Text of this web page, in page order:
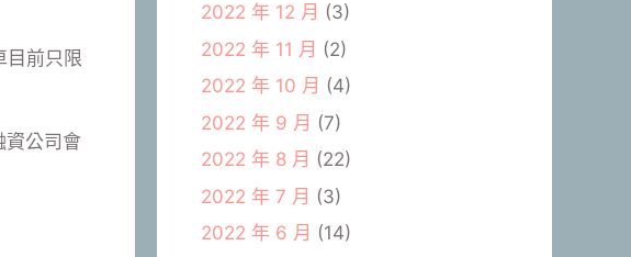
目前只限
資公司會
2022 年 12 月 (3)
2022 年 11 月 (2)
2022 年 10 月 (4)
2022 年 9 月 (7)
2022 年 8 月 (22)
2022 年 7 月 (3)
2022 年 6 月 (14)